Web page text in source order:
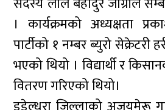
। कार्यक्रमको अध्यक्षता
पार्टीको १ नम्बर ब्युरो सेक्रेटरी
भएको थियो । विद्यार्थी र
वितरण गरिएको थियो।